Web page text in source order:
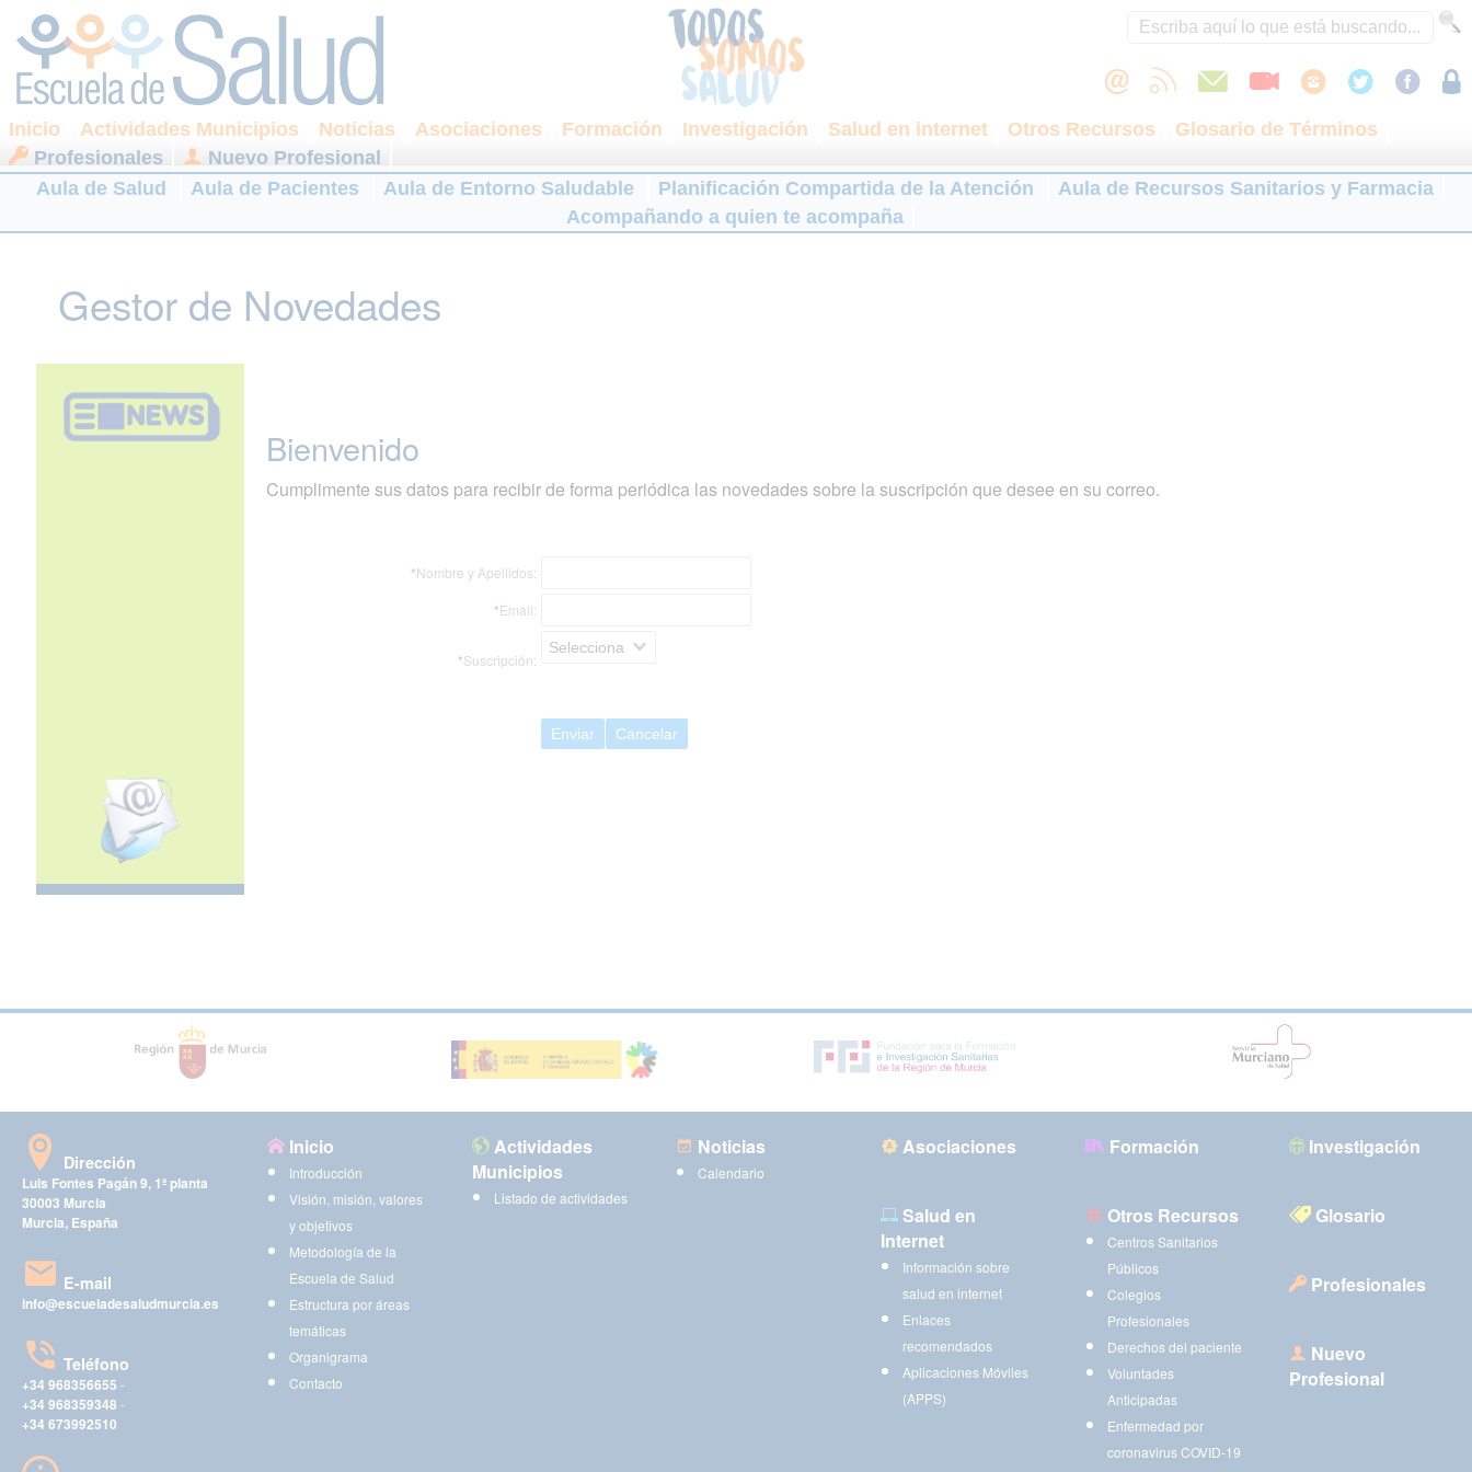
Inicio Actividades Municipios Noticias Asociaciones Formación Investigación Salud en internet Otros Recursos
Glosario de Términos
Profesionales
Nuevo Profesional
Aula de Salud
Aula de Pacientes Aula de Entorno Saludable Planificación Compartida de la Atención
Aula de Recursos Sanitarios y Farmacia
Acompañando a quien te acompaña
Gestor de Novedades
Bienvenido
Cumplimente sus datos para recibir de forma periódica las novedades sobre la suscripción que desee en su correo.
*Nombre y Apellidos:
*Email:
*Suscripción:
Selecciona
Enviar Cancelar
Dirección
Luis Fontes Pagán 9, 1ª planta
30003 Murcia
Murcia, España
E-mail
info@escueladesaludmurcia.es
Teléfono
+34 968356655 -
+34 968359348 -
+34 673992510
Inicio
Introducción
Visión, misión, valores
y objetivos
Metodología de la
Escuela de Salud
Estructura por áreas
temáticas
Organigrama
Contacto
Actividades
Municipios
Listado de actividades
Noticias
Calendario
Asociaciones Formación Investigación
Salud en
Internet
Información sobre
salud en internet
Enlaces
recomendados
Aplicaciones Móviles
(APPS)
Otros Recursos
Centros Sanitarios
Públicos
Colegios
Profesionales
Derechos del paciente
Voluntades
Anticipadas
Enfermedad por
coronavirus COVID-19
Glosario
Profesionales
Nuevo
Profesional